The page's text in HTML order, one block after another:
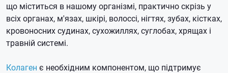
що міститься в нашому організмі, практично скрізь у
всіх органах, м'язах, шкірі, волоссі, нігтях, зубах, кістках,
кровоносних судинах, сухожиллях, суглобах, хрящах і
травній системі.
Колаген є необхідним компонентом, що підтримує